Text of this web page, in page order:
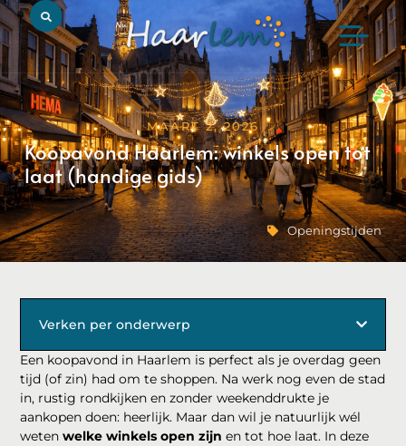
MAART 2, 2026
Koopavond Haarlem: winkels open tot
laat (handige gids)
Openingstijden
Een koopavond in Haarlem is perfect als je overdag geen
tijd (of zin) had om te shoppen. Na werk nog even de stad
in, rustig rondkijken en zonder weekenddrukte je
aankopen doen: heerlijk. Maar dan wil je natuurlijk wél
wetenwelke winkels open zijn en tot hoe laat. In deze
Verken per onderwerp